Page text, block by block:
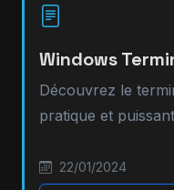
Windows
Découvrez le
pratique et
22/01/2024